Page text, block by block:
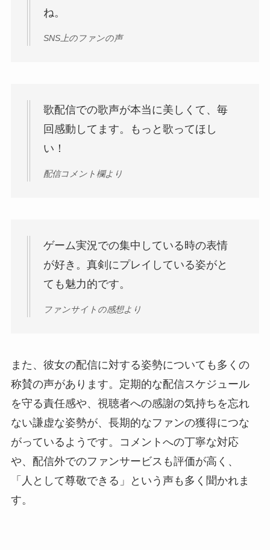
ね。
SNS上のファンの声
歌配信での歌声が本当に美しくて、毎
回感動してます。もっと歌ってほし
い！
配信コメント欄より
ゲーム実況での集中している時の表情
が好き。真剣にプレイしている姿がと
ても魅力的です。
ファンサイトの感想より
また、彼女の配信に対する姿勢についても多くの
称賛の声があります。定期的な配信スケジュール
を守る責任感や、視聴者への感謝の気持ちを忘れ
ない謙虚な姿勢が、長期的なファンの獲得につな
がっているようです。コメントへの丁寧な対応
や、配信外でのファンサービスも評価が高く、
「人として尊敬できる」という声も多く聞かれま
す。